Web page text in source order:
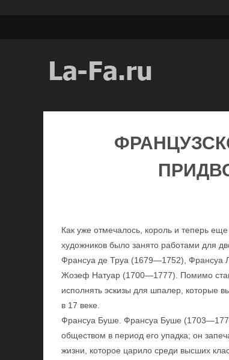
Как уже отмечалось, король и теперь
художников было занято работами для
Франсуа де Труа (1679—1752),
Жозеф Натуар (1700—1777). Помимо
исполнять эскизы для шпалер, которые
в 17 веке.
Франсуа Буше. Франсуа Буше
обществом в период его упадка; он
жизни, которое царило среди высших